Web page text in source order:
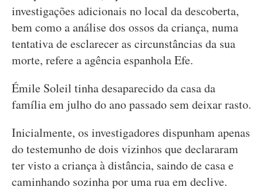
investigações adicionais no local da descoberta,
bem como a análise dos ossos da criança, numa
tentativa de esclarecer as circunstâncias da sua
morte, refere a agência espanhola Efe.
Émile Soleil tinha desaparecido da casa da
família em julho do ano passado sem deixar rasto.
Inicialmente, os investigadores dispunham apenas
do testemunho de dois vizinhos que declararam
ter visto a criança à distância, saindo de casa e
caminhando sozinha por uma rua em declive.